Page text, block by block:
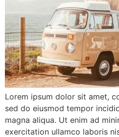
Lorem ipsum dolor sit amet,
sed do eiusmod tempor
magna aliqua. Ut enim ad
exercitation ullamco laboris